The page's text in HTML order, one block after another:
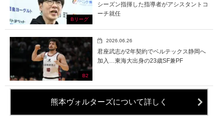
Bリーグ
シーズン指揮した指導者がアシスタントコ
ーチ就任
B2
2026.06.26
君座武志が2年契約でベルテックス静岡へ
加入…東海大出身の23歳SF兼PF
熊本ヴォルターズについて詳しく